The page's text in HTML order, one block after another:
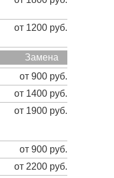
от 1200 руб.
Замена
от 900 руб.
от 1400 руб.
от 1900 руб.
от 900 руб.
от 2200 руб.